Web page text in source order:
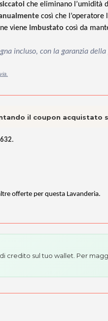
che eliminano l’umidità
così che
viene imbustato così da
incluso, con la garanzia della
il coupon acquistato
.
offerte per questa Lavanderia.
di credito sul tuo wallet. Per